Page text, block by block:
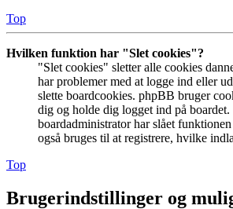
Top
Hvilken funktion har "Slet cookies"?
"Slet cookies" sletter alle cookies
har problemer med at logge ind eller
slette boardcookies. phpBB bruger
dig og holde dig logget ind på boardet.
boardadministrator har slået
også bruges til at registrere, hvilke
Top
Brugerindstillinger og